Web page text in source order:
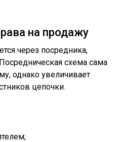
на продажу
через посредника,
схема сама
однако увеличивает
цепочки.